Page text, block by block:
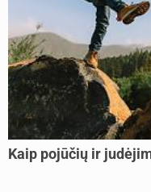
Kaip pojūčių ir